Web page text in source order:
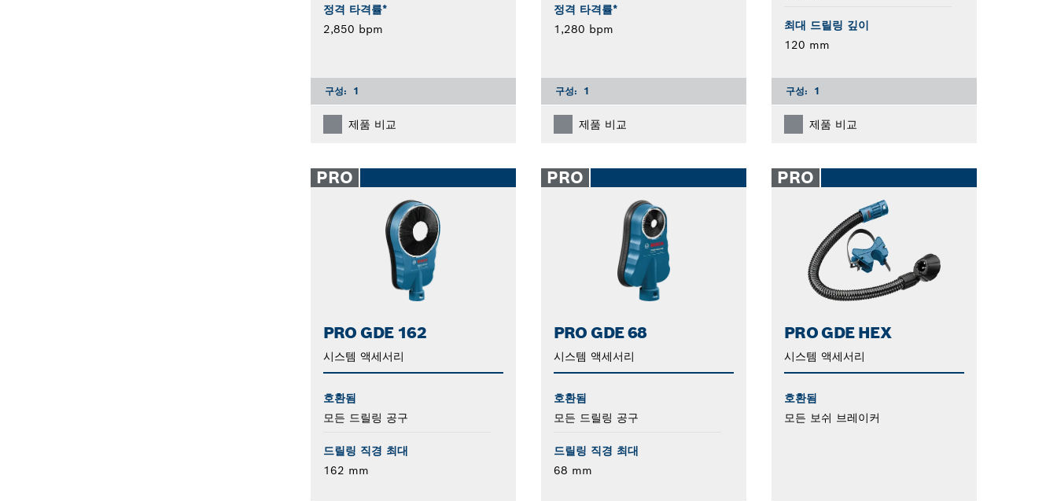
정격 타격률*
2,850 bpm
구성: 1
제품 비교
정격 타격률*
1,280 bpm
구성: 1
제품 비교
최대 드릴링 깊이
120 mm
구성: 1
제품 비교
PRO
PRO GDE 162
시스템 액세서리
호환됨
모든 드릴링 공구
드릴링 직경 최대
162 mm
PRO
PRO GDE 68
시스템 액세서리
호환됨
모든 드릴링 공구
드릴링 직경 최대
68 mm
PRO
PRO GDE HEX
시스템 액세서리
호환됨
모든 보쉬 브레이커